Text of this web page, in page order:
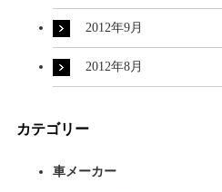
2012年9月
2012年8月
カテゴリー
車メーカー